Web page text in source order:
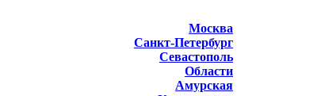
Москва
Санкт-Петербург
Севастополь
Области
Амурская